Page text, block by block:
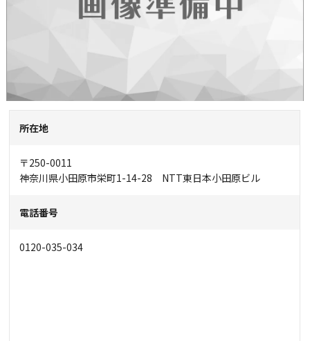
所在地
〒250-0011
神奈川県小田原市栄町1-14-28 NTT東日本小田原ビル
電話番号
0120-035-034